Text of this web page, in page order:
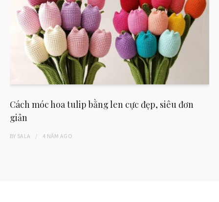
Cách móc hoa tulip bằng len cực đẹp, siêu đơn
giản
BY SALA 4 NĂM AGO